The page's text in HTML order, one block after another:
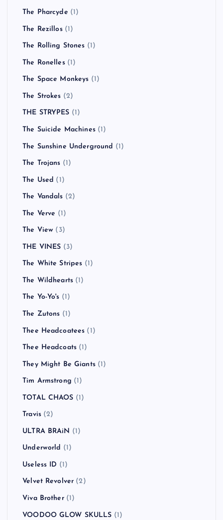
The Pharcyde (1)
The Rezillos(1)
The Rolling Stones (1)
The Ronelles(1)
The Space Monkeys (1)
The Strokes (2)
THE STRYPES (1)
The Suicide Machines(1)
The Sunshine Underground (1)
The Trojans (1)
The Used (1)
The Vandals (2)
The Verve (1)
The View (3)
THE VINES (3)
The White Stripes (1)
The Wildhearts (1)
The Yo-Yo's (1)
The Zutons (1)
Thee Headcoatees (1)
Thee Headcoats (1)
They Might Be Giants(1)
Tim Armstrong (1)
TOTAL CHAOS (1)
Travis(2)
ULTRA BRAiN (1)
Underworld (1)
Useless ID (1)
Velvet Revolver (2)
Viva Brother(1)
VOODOO GLOW SKULLS (1)